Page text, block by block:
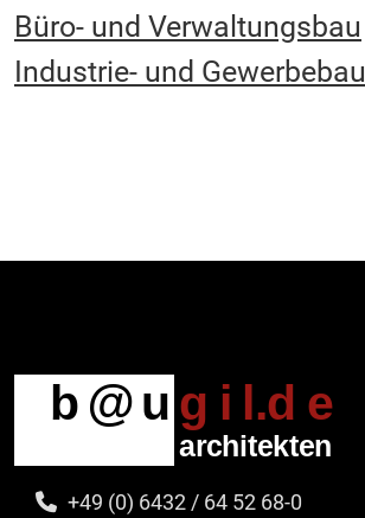
Büro- und Verwaltungsbau
Industrie- und Gewerbebau
+49 (0) 6432 / 64 52 68-0